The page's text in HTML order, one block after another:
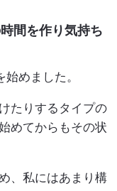
間を作り気持ち
めました。
たりするタイプの
めてからもその状
、私にはあまり構